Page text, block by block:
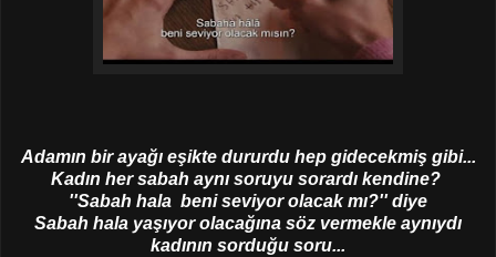
Adamın bir ayağı eşikte dururdu hep gidecekmiş gibi...
Kadın her sabah aynı soruyu sorardı kendine?
''Sabah hala beni seviyor olacak mı?'' diye
Sabah hala yaşıyor olacağına söz vermekle aynıydı
kadının sorduğu soru...